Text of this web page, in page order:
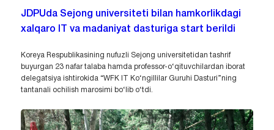
JDPUda Sejong universiteti bilan hamkorlikdagi
xalqaro IT va madaniyat dasturiga start berildi
Koreya Respublikasining nufuzli Sejong universitetidan tashrif
buyurgan 23 nafar talaba hamda professor-o‘qituvchilardan iborat
delegatsiya ishtirokida “WFK IT Ko‘ngillilar Guruhi Dasturi”ning
tantanali ochilish marosimi bo‘lib o‘tdi.